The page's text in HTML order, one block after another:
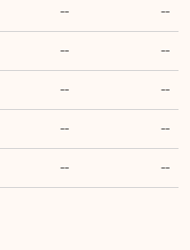
--
--
--
--
--
--
--
--
--
--